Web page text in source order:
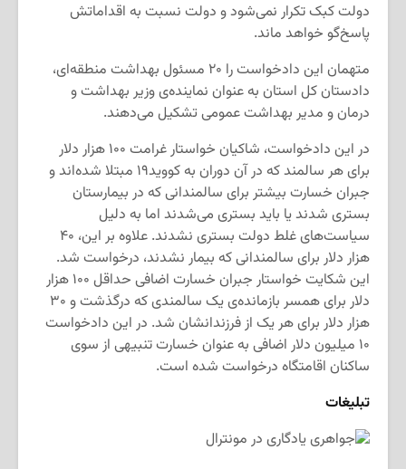
دولت کبک تکرار نمی‌شود و دولت نسبت به اقداماتش
پاسخ‌گو خواهد ماند.
متهمان این دادخواست را ۲۰ مسئول بهداشت منطقه‌ای،
دادستان کل استان به عنوان نماینده‌ی وزیر بهداشت و
درمان و مدیر بهداشت عمومی تشکیل می‌دهند.
در این دادخواست، شاکیان خواستار غرامت ۱۰۰ هزار دلار
برای هر سالمند که در آن دوران به کووید۱۹ مبتلا شده‌اند و
جبران خسارت بیشتر برای سالمندانی که در بیمارستان
بستری شدند یا باید بستری می‌شدند اما به دلیل
سیاست‌های غلط دولت بستری نشدند. علاوه بر این، ۴۰
هزار دلار برای سالمندانی که بیمار نشدند، درخواست شد.
این شکایت خواستار جبران خسارت اضافی حداقل ۱۰۰ هزار
دلار برای همسر بازمانده‌ی یک سالمندی که درگذشت و ۳۰
هزار دلار برای هر یک از فرزندانشان شد. در این دادخواست
۱۰ میلیون دلار اضافی به عنوان خسارت تنبیهی از سوی
ساکنان اقامتگاه درخواست شده است.
تبلیغات